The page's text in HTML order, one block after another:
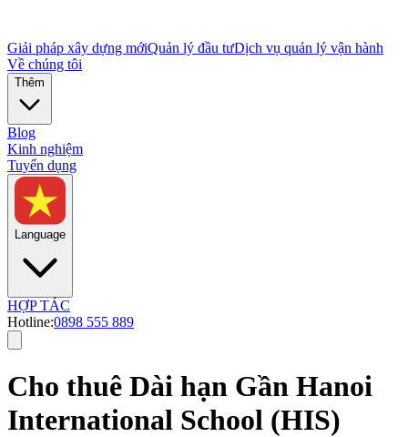
Giải pháp xây dựng mớiQuản lý đầu tưDịch vụ quản lý vận hành
Về chúng tôi
Thêm
Blog
Kinh nghiệm
Tuyển dụng
Language
HỢP TÁC
Hotline:0898 555 889
Cho thuê Dài hạn Gần Hanoi
International School (HIS)